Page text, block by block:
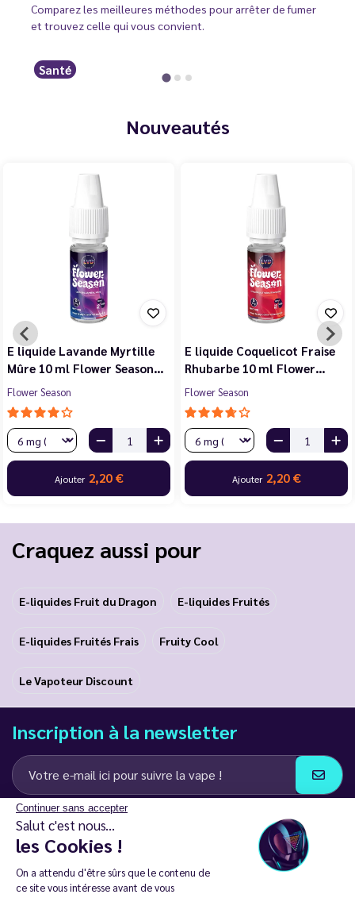
Continuer sans accepter
Salut c'est nous...
les Cookies !
On a attendu d'être sûrs que le contenu de
ce site vous intéresse avant de vous
Comparez les meilleures méthodes pour arrêter de fumer
et trouvez celle qui vous convient.
Santé
Nouveautés
E liquide Violette Cerise
Noire Cassis 10 ml Flower…
Flower Season
Ajouter 2,20 €
E liquide Jasmin Pêche
Blanche Abricot 10 ml…
Flower Season
Ajouter 2,20 €
Craquez aussi pour
E-liquides Fruit du Dragon E-liquides Fruités
E-liquides Fruités Frais Fruity Cool
Le Vapoteur Discount
Inscription à la newsletter
J’accepte de recevoir des communications e-mail et SMS de la part de
LD Groupe
Restez en contact